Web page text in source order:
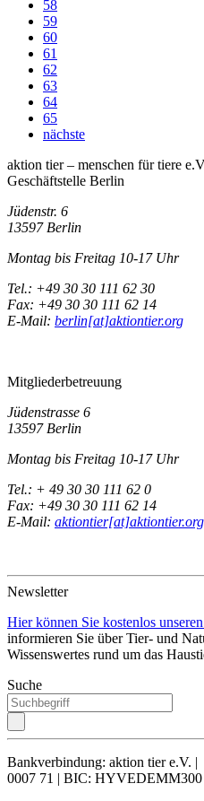
58
59
60
61
62
63
64
65
nächste
aktion tier – menschen für tiere
Geschäftstelle Berlin
Jüdenstr. 6
13597 Berlin
Montag bis Freitag 10-17 Uhr
Tel.: +49 30 30 111 62 30
Fax: +49 30 30 111 62 14
E-Mail: berlin[at]aktiontier.org
Mitgliederbetreuung
Jüdenstrasse 6
13597 Berlin
Montag bis Freitag 10-17 Uhr
Tel.: + 49 30 30 111 62 0
Fax: +49 30 30 111 62 14
E-Mail: aktiontier[at]aktiontier.org
Newsletter
Hier können Sie kostenlos
informieren Sie über Tier- und
Wissenswertes rund um das
Suche
Bankverbindung: aktion tier e.V.
0007 71 | BIC: HYVEDEMM300